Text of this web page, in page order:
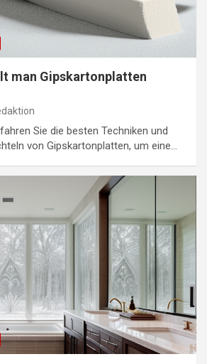
man Gipskartonplatten
Sie die besten Techniken und
von Gipskartonplatten, um eine…